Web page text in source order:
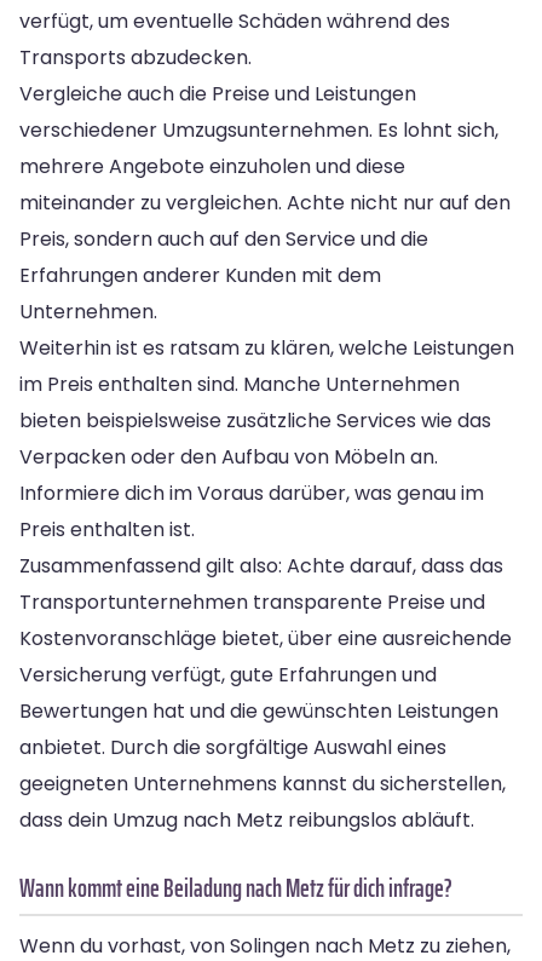
verfügt, um eventuelle Schäden während des
Transports abzudecken.
Vergleiche auch die Preise und Leistungen
verschiedener Umzugsunternehmen. Es lohnt sich,
mehrere Angebote einzuholen und diese
miteinander zu vergleichen. Achte nicht nur auf den
Preis, sondern auch auf den Service und die
Erfahrungen anderer Kunden mit dem
Unternehmen.
Weiterhin ist es ratsam zu klären, welche Leistungen
im Preis enthalten sind. Manche Unternehmen
bieten beispielsweise zusätzliche Services wie das
Verpacken oder den Aufbau von Möbeln an.
Informiere dich im Voraus darüber, was genau im
Preis enthalten ist.
Zusammenfassend gilt also: Achte darauf, dass das
Transportunternehmen transparente Preise und
Kostenvoranschläge bietet, über eine ausreichende
Versicherung verfügt, gute Erfahrungen und
Bewertungen hat und die gewünschten Leistungen
anbietet. Durch die sorgfältige Auswahl eines
geeigneten Unternehmens kannst du sicherstellen,
dass dein Umzug nach Metz reibungslos abläuft.
Wann kommt eine Beiladung nach Metz für dich infrage?
Wenn du vorhast, von Solingen nach Metz zu ziehen,